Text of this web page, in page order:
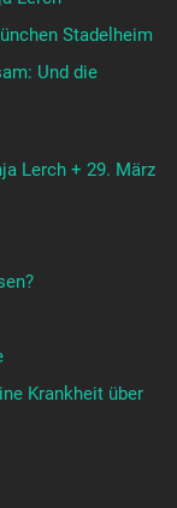
Stadelheim
Und die
Lerch + 29. März
Krankheit über